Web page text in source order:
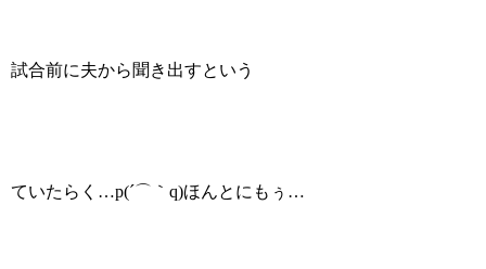
試合前に夫から聞き出すという
ていたらく…p(´⌒｀q)ほんとにもぅ…